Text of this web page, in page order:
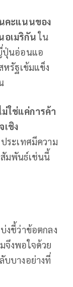
คะแนนของ
อเมริกันใน
ปุ่นอ่อนแอ
รัฐเข้มแข็ง
ใช่แค่การค้า
ชิง
ระเทศมีความ
มพันธ์เช่นนี้
งชี้ว่าข้อตกลง
จึงพอใจด้วย
บบางอย่างที่